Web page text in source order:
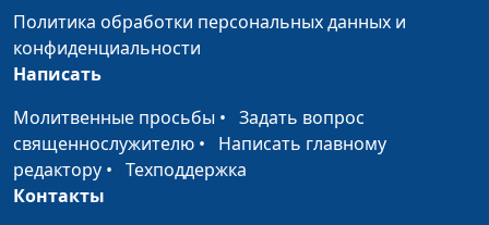
Самооправдание - враг
или союзник?
Евгений Скрипников,
священнослужитель
Как принимать
решения?
Евгений Скрипников,
Политика обработки персональных данных и
конфиденциальности
Написать
Молитвенные просьбы • Задать вопрос
священнослужителю • Написать главному
редактору • Техподдержка
Контакты